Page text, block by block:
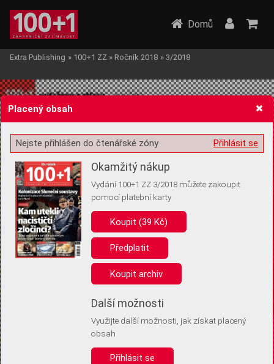
Žádost o souhlas s ukládáním volitelných informací
Pro základní fungování webu nepotřebujeme ukládat žádné informace
(tzv. cookies apod.). Rádi bychom vás ale požádali o souhlas s
uložením volitelných informací:
Anonymní unikátní ID
Díky němu příště poznáme, že se jedná o stejné zařízení, a
Identifikátor je zcela anonymní.
Vaše souhlasy a odmítnutí si ukládáme do vašeho zařízení, abychom se
vás už příště znovu neptali. Můžete je kdykoli později upravit ve Správě
Domů
Extra Publishing » 100+1 ZZ » Ročník 2018 » 3/2018
Placený obsah
Přihlásit se
Nejste přihlášen do čtenářské zóny
Okamžitý nákup
Vydání 100+1 ZZ 3/2018 můžete zakoupit
pomocí platební karty
Koupit (39 Kč)
Předplatit
Koupit archiv
Další možnosti
Využijte další možnosti, jak získat placený
obsah
Přihlásit se